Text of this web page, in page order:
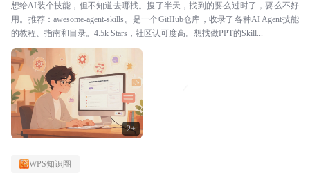
2+
想给AI装个技能，但不知道去哪找。搜了半天，找到的要么过时了，要么不好
用。推荐：awesome-agent-skills。是一个GitHub仓库，收录了各种AI Agent技能
的教程、指南和目录。4.5k Stars，社区认可度高。想找做PPT的Skill...
WPS知识圈